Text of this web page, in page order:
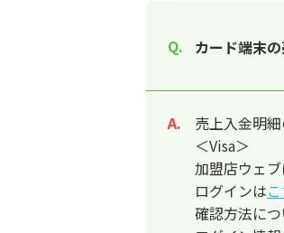
カード端末
回答
売上入金明
＜Visa＞
加盟店ウェブ
ログインは
確認方法に